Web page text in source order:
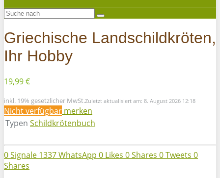
Griechische Landschildkröten,
Ihr Hobby
19,99 €
inkl. 19% gesetzlicher MwSt.Zuletzt aktualisiert am: 8. August 2026 12:18
Nicht verfügbar merken
Typen Schildkrötenbuch
0Signale 1337WhatsApp 0 Likes 0Shares 0Tweets 0
Shares